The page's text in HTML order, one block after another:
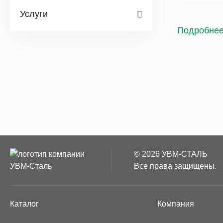
Услуги
отгрузке.
для
Ат600
© 2026 УВМ-СТАЛЬ
Все права защищены.
Каталог Компания